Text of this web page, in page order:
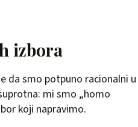
izbora
da smo potpuno racionalni u
mi smo „homo
koji napravimo.